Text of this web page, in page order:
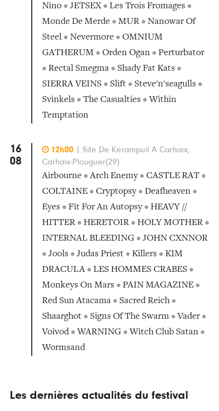
Nino • JETSEX • Les Trois Fromages •
Monde De Merde • MUR • Nanowar Of
Steel • Nevermore • OMNIUM
GATHERUM • Orden Ogan • Perturbator
• Rectal Smegma • Shady Fat Kats •
SIERRA VEINS • Slift • Steve'n'seagulls •
Svinkels • The Casualties •Within
Temptation
16
08
 12h00
Site De Kerampuil A Carhaix,
Carhaix-Plouguer(29)
Airbourne •Arch Enemy• CASTLE RAT •
COLTAINE • Cryptopsy• Deafheaven •
Eyes • Fit For An Autopsy• HEAVY //
HITTER • HERETOIR • HOLY MOTHER •
INTERNAL BLEEDING • JOHN CXNNOR
• Jools • Judas Priest • Killers • KIM
DRACULA • LES HOMMES CRABES •
Monkeys On Mars • PAIN MAGAZINE •
Red Sun Atacama • Sacred Reich •
Shaarghot • Signs Of The Swarm •Vader •
Voivod •WARNING •Witch Club Satan •
Wormsand
Les dernières actualités du festival